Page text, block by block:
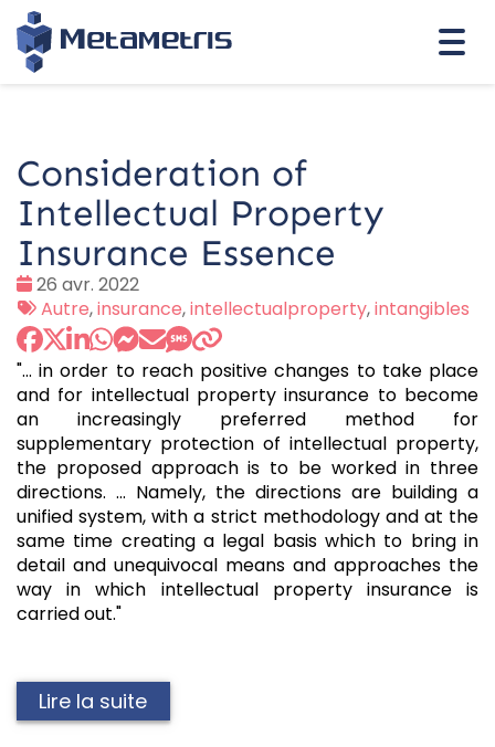
Consideration of
Intellectual Property
Insurance Essence
Date
:
26 avr. 2022
Tags
:
Autre,insurance,intellectualproperty,intangibles
"... in order to reach positive changes to take place
and for intellectual property insurance to become
an increasingly preferred method for
supplementary protection of intellectual property,
the proposed approach is to be worked in three
directions. ... Namely, the directions are building a
unified system, with a strict methodology and at the
same time creating a legal basis which to bring in
detail and unequivocal means and approaches the
way in which intellectual property insurance is
carried out."
Lire la suite